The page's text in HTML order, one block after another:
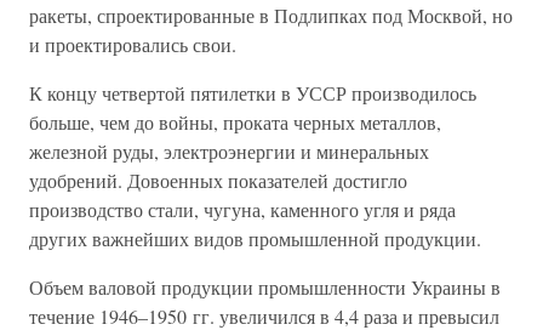
ракеты, спроектированные в Подлипках под Москвой, но
и проектировались свои.
К концу четвертой пятилетки в УССР производилось
больше, чем до войны, проката черных металлов,
железной руды, электроэнергии и минеральных
удобрений. Довоенных показателей достигло
производство стали, чугуна, каменного угля и ряда
других важнейших видов промышленной продукции.
Объем валовой продукции промышленности Украины в
течение 1946–1950 гг. увеличился в 4,4 раза и превысил